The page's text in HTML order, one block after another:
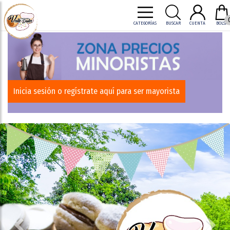
BOLSA
CUENTA
BUSCAR
CATEGORÍAS
Inicia sesión o regístrate aquí para ser mayorista
Previous